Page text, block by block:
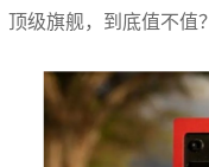
顶级旗舰，到底值不值？